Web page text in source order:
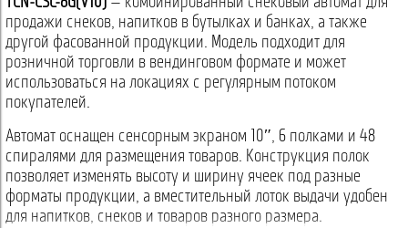
продажи снеков, напитков в бутылках и банках, а также
другой фасованной продукции. Модель подходит для
розничной торговли в вендинговом формате и может
использоваться на локациях с регулярным потоком
покупателей.
Автомат оснащен сенсорным экраном 10″, 6 полками и 48
спиралями для размещения товаров. Конструкция полок
позволяет изменять высоту и ширину ячеек под разные
форматы продукции, а вместительный лоток выдачи удобен
для напитков, снеков и товаров разного размера.